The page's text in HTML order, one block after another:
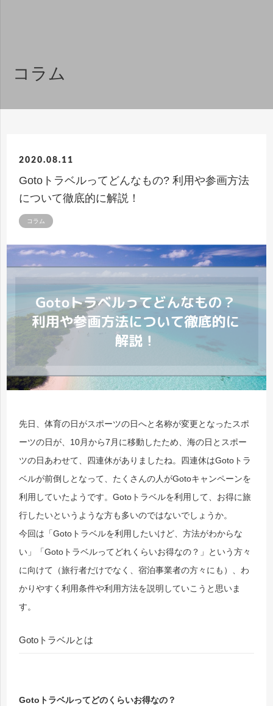
コラム
2020.08.11
Gotoトラベルってどんなもの? 利用や参画方法
について徹底的に解説！
コラム
先日、体育の日がスポーツの日へと名称が変更となったスポ
ーツの日が、10月から7月に移動したため、海の日とスポー
ツの日あわせて、四連休がありましたね。四連休はGotoトラ
ベルが前倒しとなって、たくさんの人がGotoキャンペーンを
利用していたようです。Gotoトラベルを利用して、お得に旅
行したいというような方も多いのではないでしょうか。
今回は「Gotoトラベルを利用したいけど、方法がわからな
い」「Gotoトラベルってどれくらいお得なの？」という方々
に向けて（旅行者だけでなく、宿泊事業者の方々にも）、わ
かりやすく利用条件や利用方法を説明していこうと思いま
す。
Gotoトラベルとは
Gotoトラベルってどのくらいお得なの？